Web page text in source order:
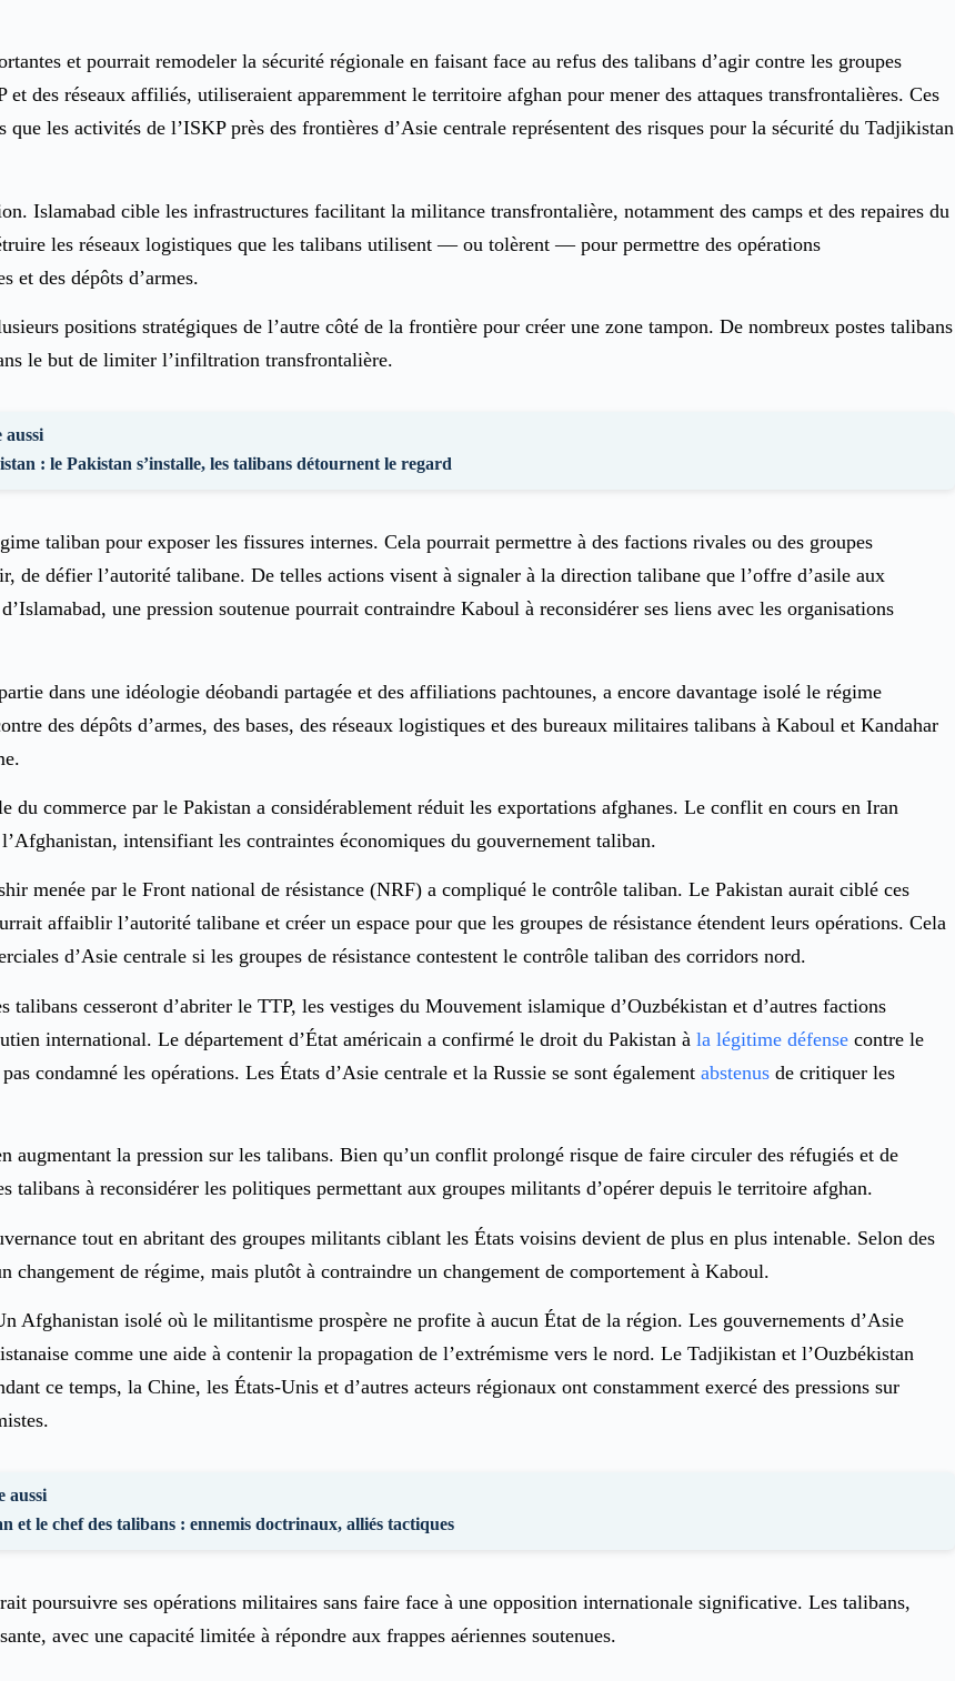
et pourrait remodeler la sécurité régionale en faisant face au refus des talibans d’agir contre les groupes
des réseaux affiliés, utiliseraient apparemment le territoire afghan pour mener des attaques transfrontalières. Ces
les activités de l’ISKP près des frontières d’Asie centrale représentent des risques pour la sécurité du Tadjikistan
Islamabad cible les infrastructures facilitant la militance transfrontalière, notamment des camps et des repaires du
les réseaux logistiques que les talibans utilisent — ou tolèrent — pour permettre des opérations
et des dépôts d’armes.
positions stratégiques de l’autre côté de la frontière pour créer une zone tampon. De nombreux postes talibans
le but de limiter l’infiltration transfrontalière.
aussi
: le Pakistan s’installe, les talibans détournent le regard
taliban pour exposer les fissures internes. Cela pourrait permettre à des factions rivales ou des groupes
de défier l’autorité talibane. De telles actions visent à signaler à la direction talibane que l’offre d’asile aux
une pression soutenue pourrait contraindre Kaboul à reconsidérer ses liens avec les organisations
dans une idéologie déobandi partagée et des affiliations pachtounes, a encore davantage isolé le régime
des dépôts d’armes, des bases, des réseaux logistiques et des bureaux militaires talibans à Kaboul et Kandahar
du commerce par le Pakistan a considérablement réduit les exportations afghanes. Le conflit en cours en Iran
intensifiant les contraintes économiques du gouvernement taliban.
menée par le Front national de résistance (NRF) a compliqué le contrôle taliban. Le Pakistan aurait ciblé ces
affaiblir l’autorité talibane et créer un espace pour que les groupes de résistance étendent leurs opérations. Cela
d’Asie centrale si les groupes de résistance contestent le contrôle taliban des corridors nord.
cesseront d’abriter le TTP, les vestiges du Mouvement islamique d’Ouzbékistan et d’autres factions
international. Le département d’État américain a confirmé le droit du Pakistan à la légitime défense contre le
condamné les opérations. Les États d’Asie centrale et la Russie se sont également abstenus de critiquer les
la pression sur les talibans. Bien qu’un conflit prolongé risque de faire circuler des réfugiés et de
talibans à reconsidérer les politiques permettant aux groupes militants d’opérer depuis le territoire afghan.
tout en abritant des groupes militants ciblant les États voisins devient de plus en plus intenable. Selon des
changement de régime, mais plutôt à contraindre un changement de comportement à Kaboul.
Afghanistan isolé où le militantisme prospère ne profite à aucun État de la région. Les gouvernements d’Asie
comme une aide à contenir la propagation de l’extrémisme vers le nord. Le Tadjikistan et l’Ouzbékistan
ce temps, la Chine, les États-Unis et d’autres acteurs régionaux ont constamment exercé des pressions sur
aussi
et le chef des talibans : ennemis doctrinaux, alliés tactiques
poursuivre ses opérations militaires sans faire face à une opposition internationale significative. Les talibans,
avec une capacité limitée à répondre aux frappes aériennes soutenues.